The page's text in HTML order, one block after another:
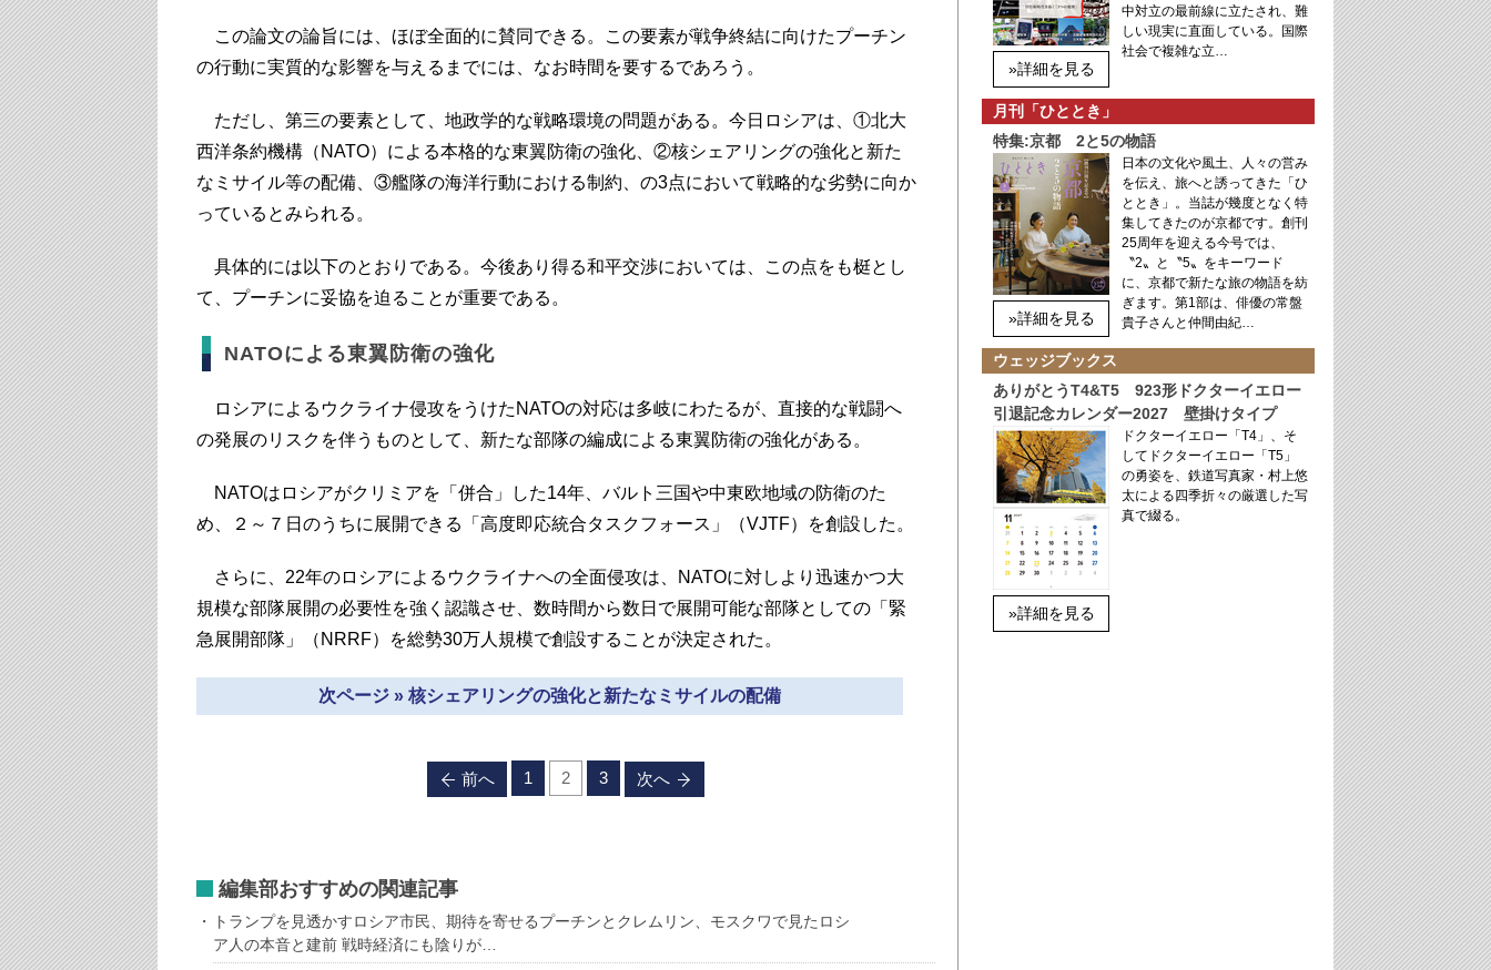
この論文の論旨には、ほぼ全面的に賛同できる。この要素が戦争終結に向けたプーチン
の行動に実質的な影響を与えるまでには、なお時間を要するであろう。
ただし、第三の要素として、地政学的な戦略環境の問題がある。今日ロシアは、①北大
西洋条約機構（NATO）による本格的な東翼防衛の強化、②核シェアリングの強化と新た
なミサイル等の配備、③艦隊の海洋行動における制約、の3点において戦略的な劣勢に向か
っているとみられる。
具体的には以下のとおりである。今後あり得る和平交渉においては、この点をも梃とし
て、プーチンに妥協を迫ることが重要である。
NATOによる東翼防衛の強化
ロシアによるウクライナ侵攻をうけたNATOの対応は多岐にわたるが、直接的な戦闘へ
の発展のリスクを伴うものとして、新たな部隊の編成による東翼防衛の強化がある。
NATOはロシアがクリミアを「併合」した14年、バルト三国や中東欧地域の防衛のた
め、２～７日のうちに展開できる「高度即応統合タスクフォース」（VJTF）を創設した。
さらに、22年のロシアによるウクライナへの全面侵攻は、NATOに対しより迅速かつ大
規模な部隊展開の必要性を強く認識させ、数時間から数日で展開可能な部隊としての「緊
急展開部隊」（NRRF）を総勢30万人規模で創設することが決定された。
次ページ » 核シェアリングの強化と新たなミサイルの配備
前へ 1 2 3 次へ
編集部おすすめの関連記事
トランプを見透かすロシア市民、期待を寄せるプーチンとクレムリン、モスクワで見たロシ
ア人の本音と建前 戦時経済にも陰りが…
»詳細を見る
中対立の最前線に立たされ、難
しい現実に直面している。国際
社会で複雑な立…
月刊「ひととき」
特集:京都 2と5の物語
»詳細を見る
日本の文化や風土、人々の営み
を伝え、旅へと誘ってきた「ひ
ととき」。当誌が幾度となく特
集してきたのが京都です。創刊
25周年を迎える今号では、
〝2〟と〝5〟をキーワード
に、京都で新たな旅の物語を紡
ぎます。第1部は、俳優の常盤
貴子さんと仲間由紀…
ウェッジブックス
ありがとうT4&T5 923形ドクターイエロー
引退記念カレンダー2027 壁掛けタイプ
»詳細を見る
ドクターイエロー「T4」、そ
してドクターイエロー「T5」
の勇姿を、鉄道写真家・村上悠
太による四季折々の厳選した写
真で綴る。